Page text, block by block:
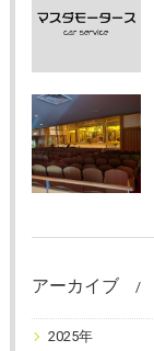
アーカイブ
2025年